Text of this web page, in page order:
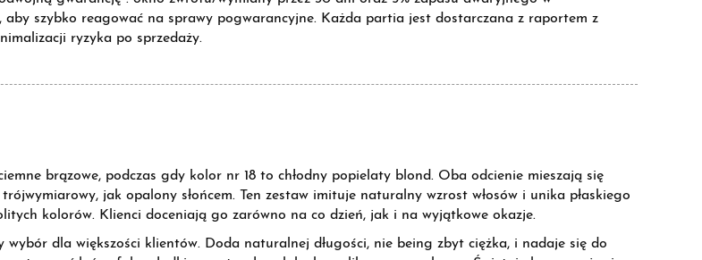
aby szybko reagować na sprawy pogwarancyjne. Każda partia jest dostarczana z raportem z
ryzyka po sprzedaży.
brązowe, podczas gdy kolor nr 18 to chłodny popielaty blond. Oba odcienie mieszają się
jak opalony słońcem. Ten zestaw imituje naturalny wzrost włosów i unika płaskiego
kolorów. Klienci doceniają go zarówno na co dzień, jak i na wyjątkowe okazje.
wybór dla większości klientów. Doda naturalnej długości, nie being zbyt ciężka, i nadaje się do